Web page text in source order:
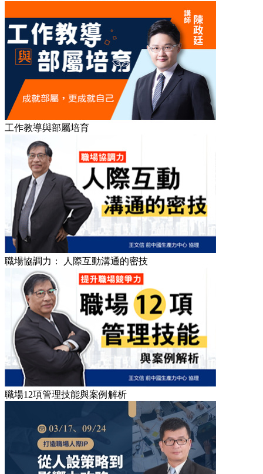
工作教導與部屬培育
職場協調力： 人際互動溝通的密技
職場12項管理技能與案例解析